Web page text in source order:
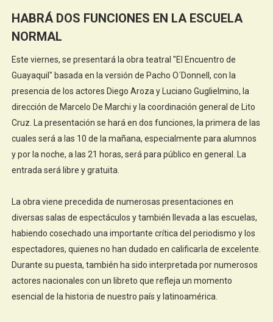
HABRÁ DOS FUNCIONES EN LA ESCUELA
NORMAL
Este viernes, se presentará la obra teatral "El Encuentro de
Guayaquil" basada en la versión de Pacho O´Donnell, con la
presencia de los actores Diego Aroza y Luciano Guglielmino, la
dirección de Marcelo De Marchi y la coordinación general de Lito
Cruz. La presentación se hará en dos funciones, la primera de las
cuales será a las 10 de la mañana, especialmente para alumnos
y por la noche, a las 21 horas, será para público en general. La
entrada será libre y gratuita.
La obra viene precedida de numerosas presentaciones en
diversas salas de espectáculos y también llevada a las escuelas,
habiendo cosechado una importante crítica del periodismo y los
espectadores, quienes no han dudado en calificarla de excelente.
Durante su puesta, también ha sido interpretada por numerosos
actores nacionales con un libreto que refleja un momento
esencial de la historia de nuestro país y latinoamérica.